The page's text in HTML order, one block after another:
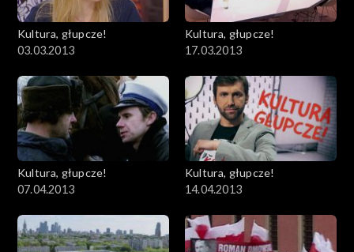
Kultura, głupcze!
03.03.2013
Kultura, głupcze!
17.03.2013
Kultura, głupcze!
07.04.2013
Kultura, głupcze!
14.04.2013